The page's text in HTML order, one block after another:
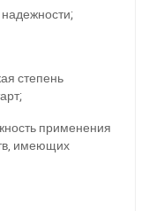
степень
применения
имеющих
в Telegram